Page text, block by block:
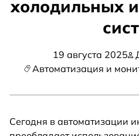
холодильных
19 августа 2025
Автоматизация и
Сегодня в автоматизации